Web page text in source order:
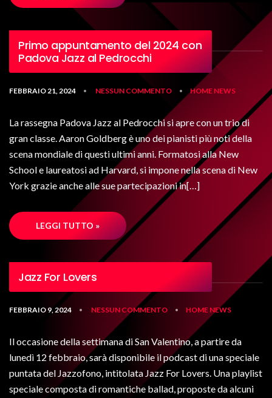
Primo appuntamento del 2024 con
Padova Jazz al Pedrocchi
FEBBRAIO 21, 2024 • NESSUN COMMENTO • HOME NEWS
La rassegna Padova Jazz al Pedrocchi si apre con un trio di
gran classe. Aaron Goldberg è uno dei pianisti più noti della
scena mondiale di questi ultimi anni. Formatosi alla New
School e laureatosi ad Harvard, si impone nella scena di New
York grazie anche alle sue partecipazioni in[…]
LEGGI TUTTO »
Jazz For Lovers
FEBBRAIO 9, 2024 • NESSUN COMMENTO • HOME NEWS
Il occasione della settimana di San Valentino, a partire da
lunedì 12 febbraio, sarà disponibile il podcast di una speciale
puntata del Jazzofono, intitolata Jazz For Lovers. Una playlist
speciale composta di romantiche ballad, proposte da alcuni